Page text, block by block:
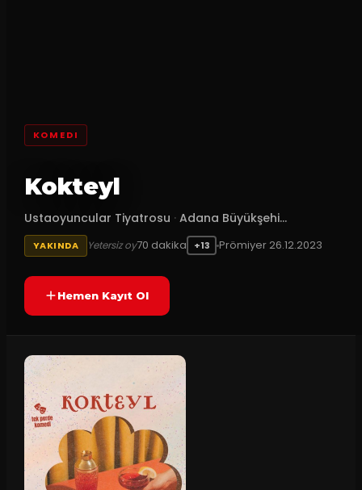
KOMEDI
Kokteyl
Ustaoyuncular Tiyatrosu · Adana Büyükşehi...
YAKINDA Yetersiz oy70 dakika +13 Prömiyer 26.12.2023
Hemen Kayıt Ol